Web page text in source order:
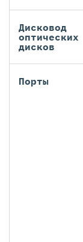
Дисковод
оптических
дисков
Порты